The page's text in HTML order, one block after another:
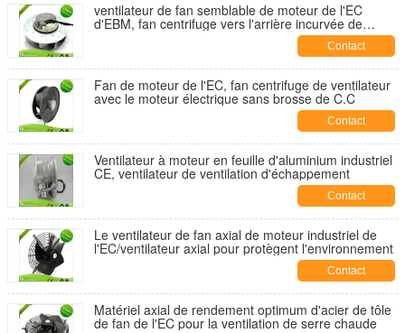
ventilateur de fan semblable de moteur de l'EC
d'EBM, fan centrifuge vers l'arrière incurvée de
Contact
Fan de moteur de l'EC, fan centrifuge de ventilateur
avec le moteur électrique sans brosse de C.C
Contact
Ventilateur à moteur en feuille d'aluminium industriel
CE, ventilateur de ventilation d'échappement
Contact
Le ventilateur de fan axial de moteur industriel de
l'EC/ventilateur axial pour protègent l'environnement
Contact
Matériel axial de rendement optimum d'acier de tôle
de fan de l'EC pour la ventilation de serre chaude